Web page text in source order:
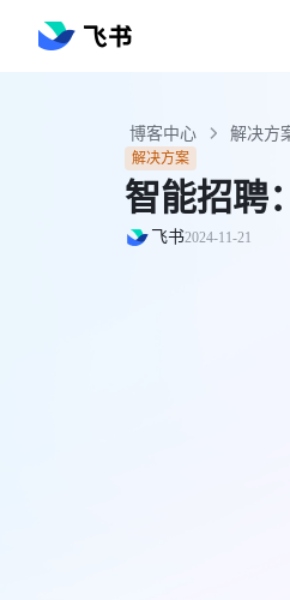
博客中心 解决方
解决方案
智能招聘
飞书2024-11-21